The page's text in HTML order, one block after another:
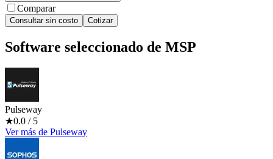
Comparar
Consultar sin costo Cotizar
Software seleccionado de MSP
Pulseway
★0.0 / 5
Ver más de Pulseway